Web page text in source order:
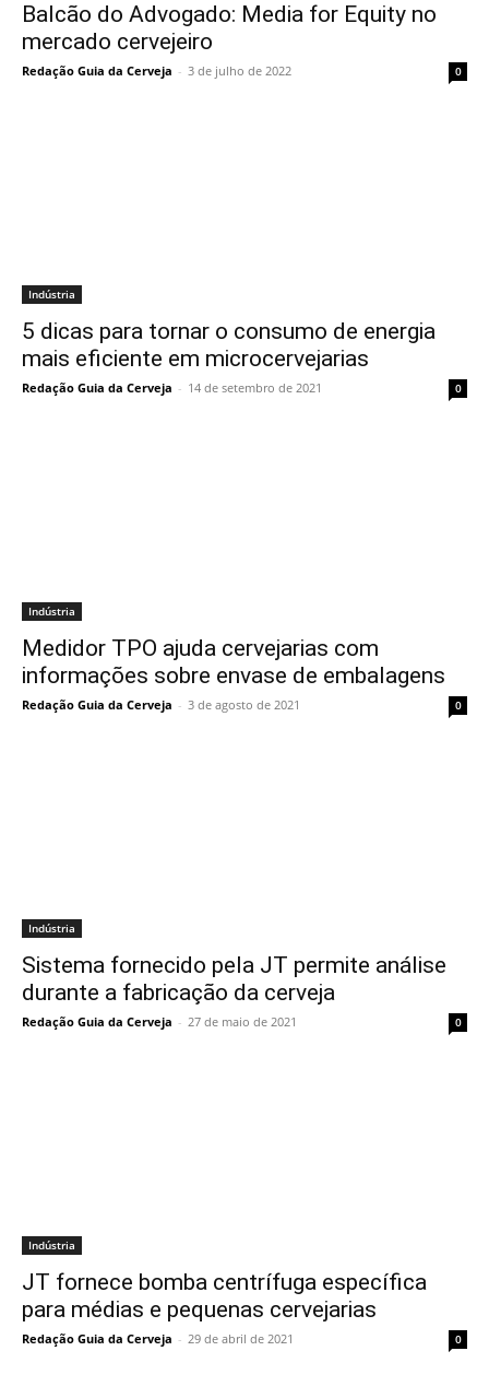
Balcão do Advogado: Media for Equity no
mercado cervejeiro
Redação Guia da Cerveja - 3 de julho de 2022 0
Indústria
5 dicas para tornar o consumo de energia
mais eficiente em microcervejarias
Redação Guia da Cerveja - 14 de setembro de 2021 0
Indústria
Medidor TPO ajuda cervejarias com
informações sobre envase de embalagens
Redação Guia da Cerveja - 3 de agosto de 2021 0
Indústria
Sistema fornecido pela JT permite análise
durante a fabricação da cerveja
Redação Guia da Cerveja - 27 de maio de 2021 0
Indústria
JT fornece bomba centrífuga específica
para médias e pequenas cervejarias
Redação Guia da Cerveja - 29 de abril de 2021 0